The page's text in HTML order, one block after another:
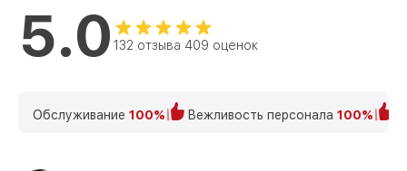
5.0 132 отзыва 409 оценок
Обслуживание 100% Вежливость персонала 100%